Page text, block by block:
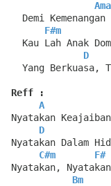
  Demi Kemenangan
F#m
Kau Lah Anak
D
Yang Berkuasa,
Reff :
A
Nyatakan
D
Nyatakan Dalam
C#m
F#
Nyatakan, Nyatakan
Bm